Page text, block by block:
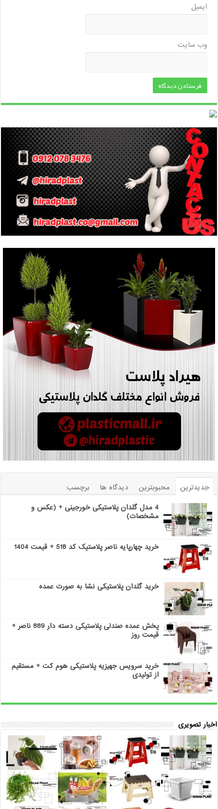
ایمیل
وب‌ سایت
جدیدترین محبوبترین دیدگاه ها
برچسب
4 مدل گلدان پلاستیکی خورجینی + (عکس و
مشخصات)
خرید چهارپایه ناصر پلاستیک کد 518 + قیمت 1404
خرید گلدان پلاستیکی نشا به صورت عمده
پخش عمده صندلی پلاستیکی دسته دار 889 ناصر +
قیمت روز
خرید سرویس جهیزیه پلاستیکی هوم کت + مستقیم
از تولیدی
اخبار تصویری